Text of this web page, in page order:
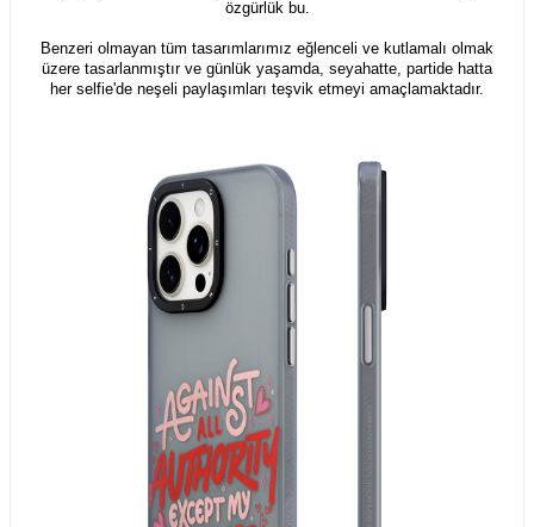
özgürlük bu.
Benzeri olmayan tüm tasarımlarımız eğlenceli ve kutlamalı olmak
üzere tasarlanmıştır ve günlük yaşamda, seyahatte, partide hatta
her selfie'de neşeli paylaşımları teşvik etmeyi amaçlamaktadır.